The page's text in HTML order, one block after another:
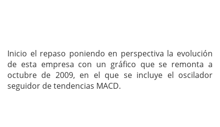
Inicio el repaso poniendo en perspectiva la evolución
de esta empresa con un gráfico que se remonta a
octubre de 2009, en el que se incluye el oscilador
seguidor de tendencias MACD.